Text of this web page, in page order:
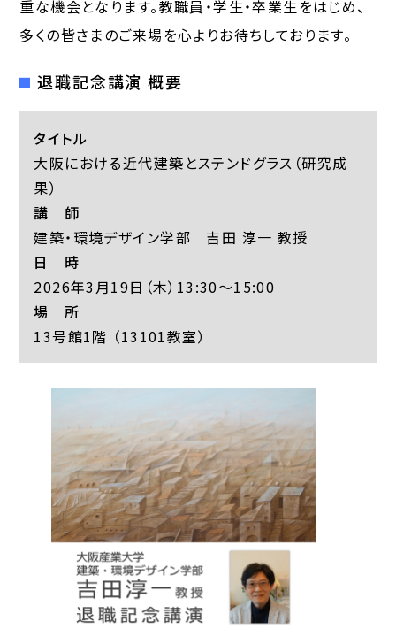
重な機会となります。教職員・学生・卒業生をはじめ、
多くの皆さまのご来場を心よりお待ちしております。
退職記念講演 概要
タイトル
大阪における近代建築とステンドグラス（研究成
果）
講 師
建築・環境デザイン学部 吉田 淳一 教授
日 時
2026年3月19日（木）13:30～15:00
場 所
13号館1階 （13101教室）